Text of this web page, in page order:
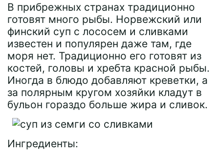
В прибрежных странах традиционно
готовят много рыбы. Норвежский или
финский суп с лососем и сливками
известен и популярен даже там, где
моря нет. Традиционно его готовят из
костей, головы и хребта красной рыбы.
Иногда в блюдо добавляют креветки, а
за полярным кругом хозяйки кладут в
бульон гораздо больше жира и сливок.
Ингредиенты: